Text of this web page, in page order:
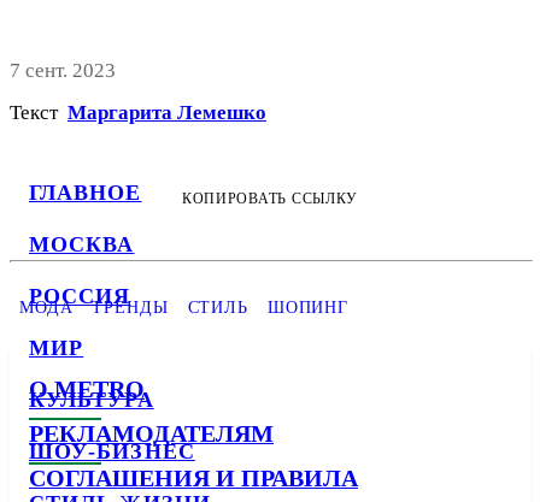
ГЛАВНОЕ
МОСКВА
РОССИЯ
МИР
КУЛЬТУРА
ШОУ-БИЗНЕС
7 сент. 2023
Текст Маргарита Лемешко
КОПИРОВАТЬ ССЫЛКУ
МОДА ТРЕНДЫ СТИЛЬ ШОПИНГ
О METRO
РЕКЛАМОДАТЕЛЯМ
СОГЛАШЕНИЯ И ПРАВИЛА